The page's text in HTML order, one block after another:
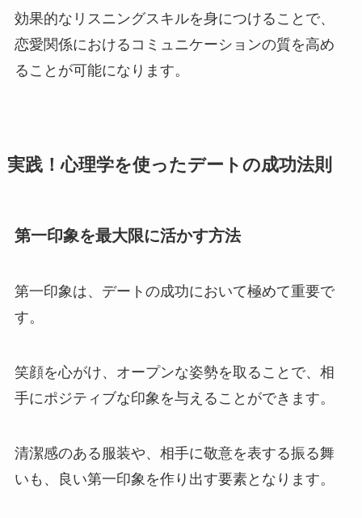
効果的なリスニングスキルを身につけることで、
恋愛関係におけるコミュニケーションの質を高め
ることが可能になります。
実践！心理学を使ったデートの成功法則
第一印象を最大限に活かす方法
第一印象は、デートの成功において極めて重要で
す。
笑顔を心がけ、オープンな姿勢を取ることで、相
手にポジティブな印象を与えることができます。
清潔感のある服装や、相手に敬意を表する振る舞
いも、良い第一印象を作り出す要素となります。